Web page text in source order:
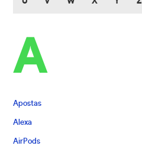
A
Apostas
Alexa
AirPods